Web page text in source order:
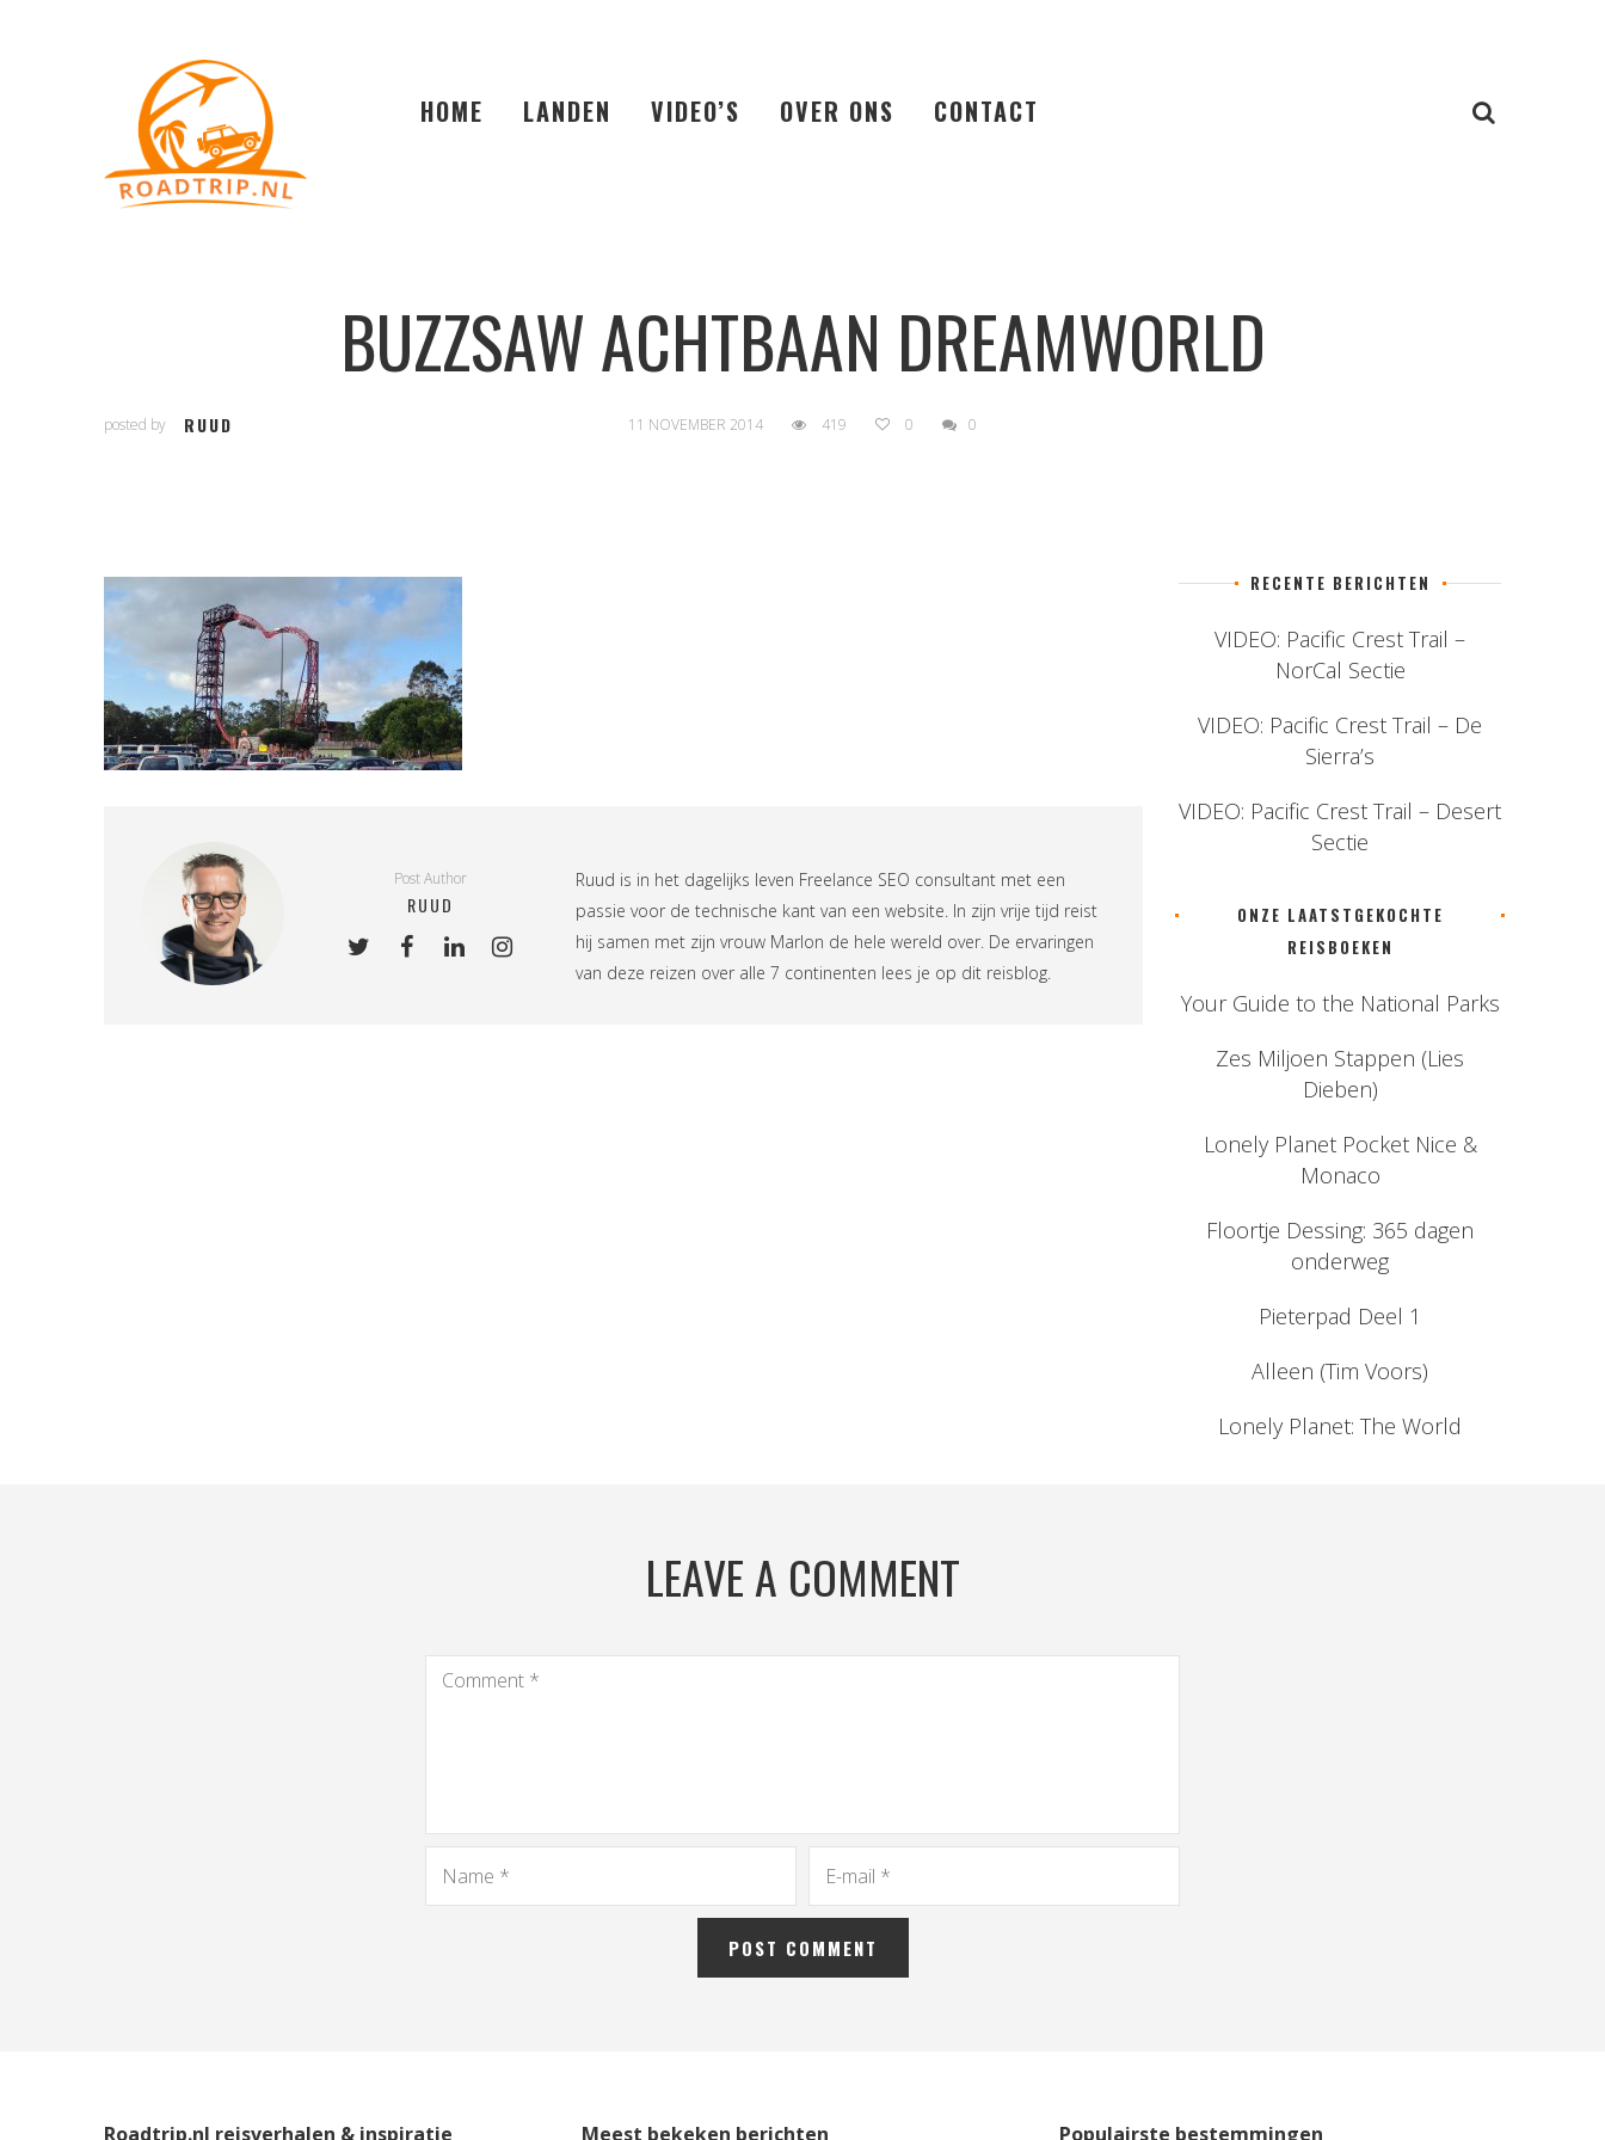
HOME LANDEN VIDEO’S OVER ONS CONTACT
BUZZSAW ACHTBAAN DREAMWORLD
posted by RUUD 11 NOVEMBER 2014 419 0 0
Post Author
RUUD
Ruud is in het dagelijks leven Freelance SEO consultant met een
passie voor de technische kant van een website. In zijn vrije tijd reist
hij samen met zijn vrouw Marlon de hele wereld over. De ervaringen
van deze reizen over alle 7 continenten lees je op dit reisblog.
RECENTE BERICHTEN
VIDEO: Pacific Crest Trail –
NorCal Sectie
VIDEO: Pacific Crest Trail – De
Sierra’s
VIDEO: Pacific Crest Trail – Desert
Sectie
ONZE LAATSTGEKOCHTE
REISBOEKEN
Your Guide to the National Parks
Zes Miljoen Stappen (Lies
Dieben)
Lonely Planet Pocket Nice &
Monaco
Floortje Dessing: 365 dagen
onderweg
Pieterpad Deel 1
Alleen (Tim Voors)
Lonely Planet: The World
LEAVE A COMMENT
Roadtrip.nl reisverhalen & inspiratie Meest bekeken berichten Populairste bestemmingen